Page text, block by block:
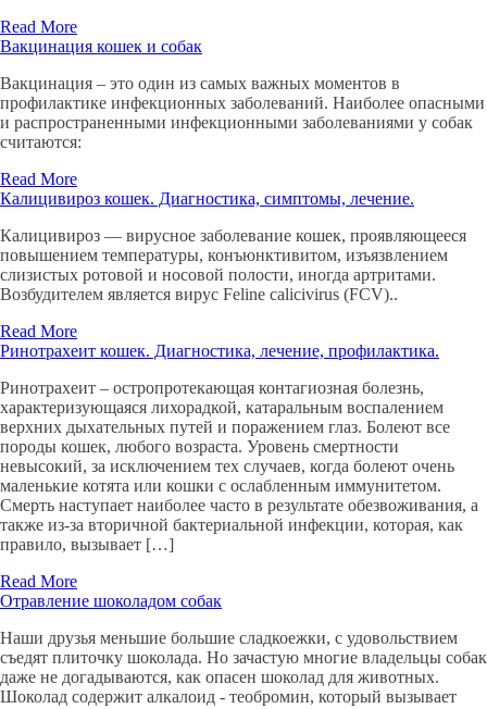
Read More
Вакцинация кошек и собак
Вакцинация – это один из самых важных моментов в
профилактике инфекционных заболеваний. Наиболее опасными
и распространенными инфекционными заболеваниями у собак
считаются:
Read More
Калицивироз кошек. Диагностика, симптомы, лечение.
Калицивироз — вирусное заболевание кошек, проявляющееся
повышением температуры, конъюнктивитом, изъязвлением
слизистых ротовой и носовой полости, иногда артритами.
Возбудителем является вирус Feline calicivirus (FCV)..
Read More
Ринотрахеит кошек. Диагностика, лечение, профилактика.
Ринотрахеит – остропротекающая контагиозная болезнь,
характеризующаяся лихорадкой, катаральным воспалением
верхних дыхательных путей и поражением глаз. Болеют все
породы кошек, любого возраста. Уровень смертности
невысокий, за исключением тех случаев, когда болеют очень
маленькие котята или кошки с ослабленным иммунитетом.
Смерть наступает наиболее часто в результате обезвоживания, а
также из-за вторичной бактериальной инфекции, которая, как
правило, вызывает […]
Read More
Отравление шоколадом собак
Наши друзья меньшие большие сладкоежки, с удовольствием
съедят плиточку шоколада. Но зачастую многие владельцы собак
даже не догадываются, как опасен шоколад для животных.
Шоколад содержит алкалоид - теобромин, который вызывает